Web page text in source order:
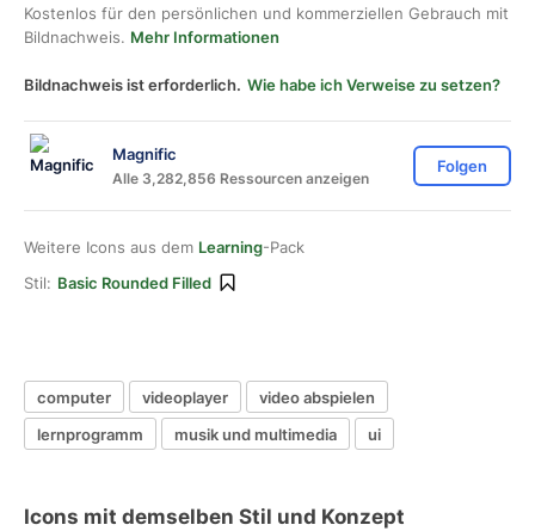
Kostenlos für den persönlichen und kommerziellen Gebrauch mit
Bildnachweis. Mehr Informationen
Bildnachweis ist erforderlich. Wie habe ich Verweise zu setzen?
Magnific
Alle 3,282,856 Ressourcen anzeigen
Folgen
Weitere Icons aus dem Learning-Pack
Stil: Basic Rounded Filled
computer videoplayer
video abspielen
lernprogramm
musik und multimedia ui
Icons mit demselben Stil und Konzept